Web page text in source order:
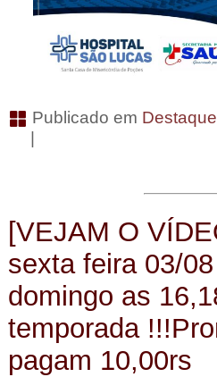
Publicado em
[VEJAM O
sexta feira 03/
domingo as
temporada
pagam 10,00rs